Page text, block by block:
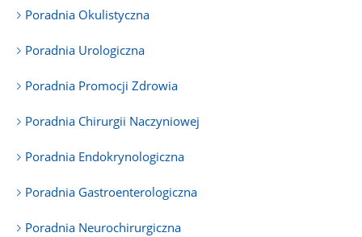
Poradnia Okulistyczna
Poradnia Urologiczna
Poradnia Promocji Zdrowia
Poradnia Chirurgii Naczyniowej
Poradnia Endokrynologiczna
Poradnia Gastroenterologiczna
Poradnia Neurochirurgiczna